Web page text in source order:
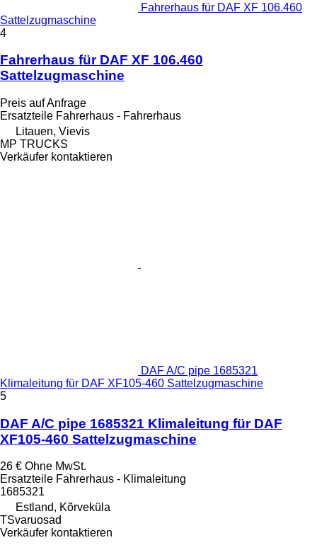
Fahrerhaus für DAF XF 106.460
Sattelzugmaschine
4
Fahrerhaus für DAF XF 106.460
Sattelzugmaschine
Preis auf Anfrage
Ersatzteile Fahrerhaus - Fahrerhaus
Litauen, Vievis
MP TRUCKS
Verkäufer kontaktieren
DAF A/C pipe 1685321
Klimaleitung für DAF XF105-460 Sattelzugmaschine
5
DAF A/C pipe 1685321 Klimaleitung für DAF
XF105-460 Sattelzugmaschine
26 € Ohne MwSt.
Ersatzteile Fahrerhaus - Klimaleitung
1685321
Estland, Kõrveküla
TSvaruosad
Verkäufer kontaktieren